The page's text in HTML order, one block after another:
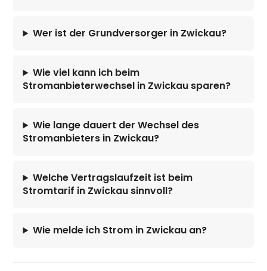
Wer ist der Grundversorger in Zwickau?
Wie viel kann ich beim
Stromanbieterwechsel in Zwickau sparen?
Wie lange dauert der Wechsel des
Stromanbieters in Zwickau?
Welche Vertragslaufzeit ist beim
Stromtarif in Zwickau sinnvoll?
Wie melde ich Strom in Zwickau an?